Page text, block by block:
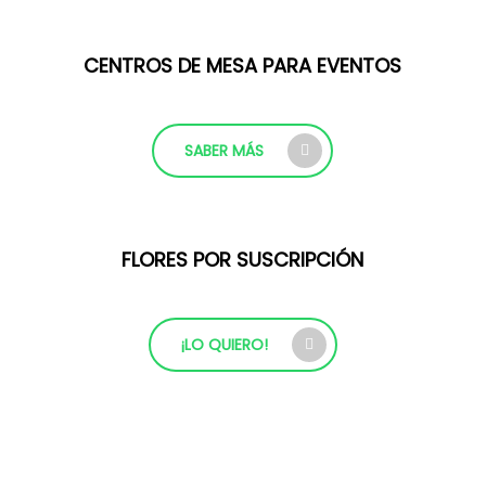
CENTROS DE MESA PARA EVENTOS
SABER MÁS
FLORES POR SUSCRIPCIÓN
¡LO QUIERO!